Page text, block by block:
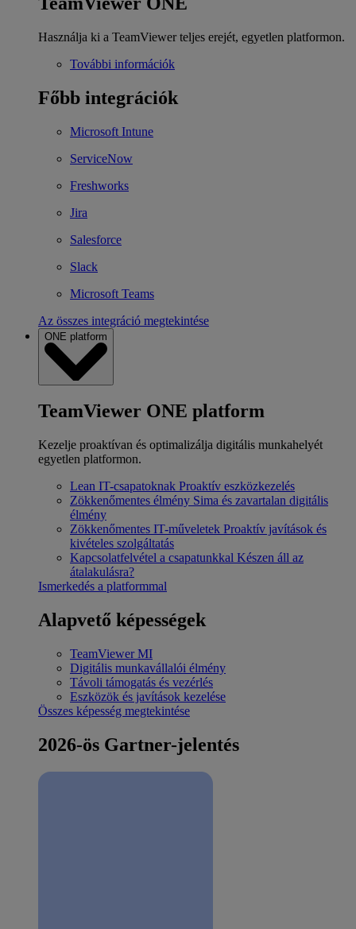
Használja ki a TeamViewer teljes erejét, egyetlen platformon.
További információk
Főbb integrációk
Microsoft Intune
ServiceNow
Freshworks
Jira
Salesforce
Slack
Microsoft Teams
Az összes integráció megtekintése
ONE platform
TeamViewer ONE platform
Kezelje proaktívan és optimalizálja digitális munkahelyét
egyetlen platformon.
Lean IT-csapatoknak Proaktív eszközkezelés
Zökkenőmentes élmény Sima és zavartalan digitális
élmény
Zökkenőmentes IT-műveletek Proaktív javítások és
kivételes szolgáltatás
Kapcsolatfelvétel a csapatunkkal Készen áll az
átalakulásra?
Ismerkedés a platformmal
Alapvető képességek
TeamViewer MI
Digitális munkavállalói élmény
Távoli támogatás és vezérlés
Eszközök és javítások kezelése
Összes képesség megtekintése
2026-ös Gartner-jelentés